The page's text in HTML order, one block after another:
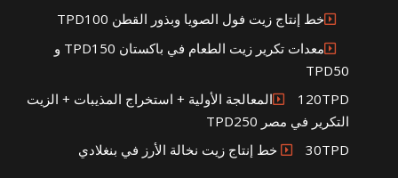
خط إنتاج زيت فول الصويا وبذور القطن TPD100
معدات تكرير زيت الطعام في باكستان TPD150 و
TPD50
120TPDالمعالجة الأولية + استخراج المذيبات + الزيت
التكرير في مصر TPD250
30TPD خط إنتاج زيت نخالة الأرز في بنغلادي